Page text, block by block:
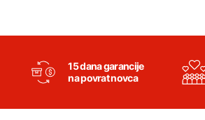
15 dana garancije
na povrat novca